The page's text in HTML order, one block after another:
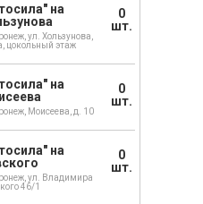
на
ул. Хользунова,
цокольный этаж
0
шт.
на
Моисеева, д. 10
0
шт.
на
ул. Владимира
46/1
0
шт.